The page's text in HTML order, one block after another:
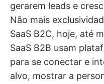
gerarem leads e
Não mais
SaaS B2C, hoje, até
SaaS B2B usam
para se conectar e
alvo, mostrar a